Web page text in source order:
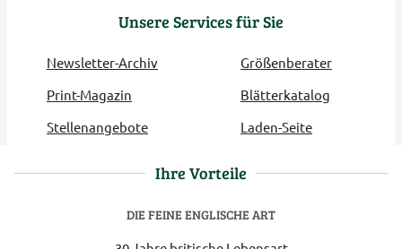
Unsere Services für Sie
Newsletter-Archiv
Größenberater
Print-Magazin
Blätterkatalog
Stellenangebote
Laden-Seite
Ihre Vorteile
DIE FEINE ENGLISCHE ART